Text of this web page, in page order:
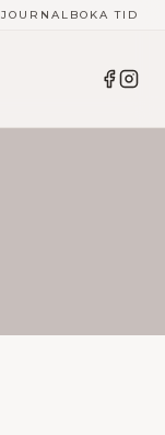
JOURNAL BOKA TID